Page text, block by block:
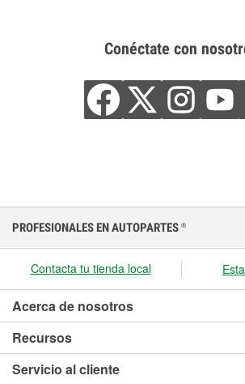
Conéctate con
PROFESIONALES EN AUTOPARTES ®
Contacta tu tienda local
Acerca de nosotros
Recursos
Servicio al cliente